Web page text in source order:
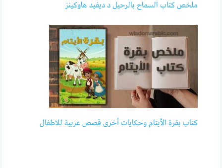
ملخص كتاب السماح بالرحيل د ديفيد هاوكينز
‫كتاب بقرة الأيتام وحكايات أخرى قصص عربية للاطفال